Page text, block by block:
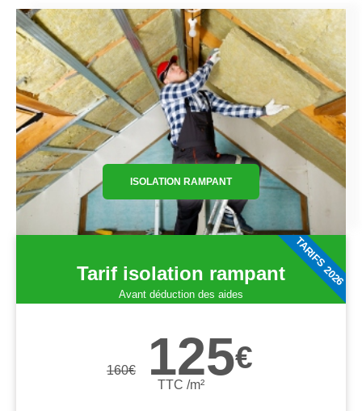
ISOLATION RAMPANT
Tarif isolation rampant
Avant déduction des aides
160€ 125€
TTC /m²
TARIFS 2026